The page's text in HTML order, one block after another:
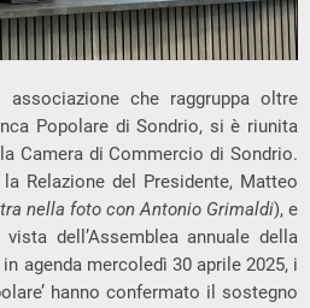
associazione che raggruppa oltre
Popolare di Sondrio, si è riunita
Camera di Commercio di Sondrio.
Relazione del Presidente, Matteo
nella foto con Antonio Grimaldi), e
dell’Assemblea annuale della
agenda mercoledì 30 aprile 2025, i
hanno confermato il sostegno